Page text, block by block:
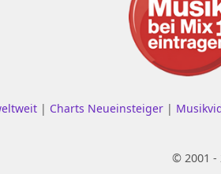
| Charts Neueinsteiger |
© 2001 -